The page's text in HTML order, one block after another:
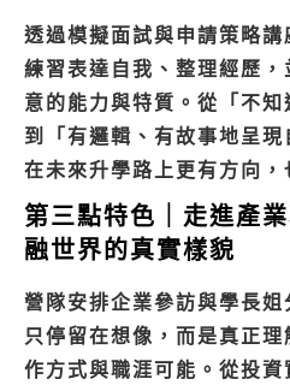
透過模擬面試與申請策略講
練習表達自我、整理經歷，
意的能力與特質。從「不知
到「有邏輯、有故事地呈現
在未來升學路上更有方向，
第三點特色｜走進產
融世界的真實樣貌
營隊安排企業參訪與學長姐
只停留在想像，而是真正理
作方式與職涯可能。從投資